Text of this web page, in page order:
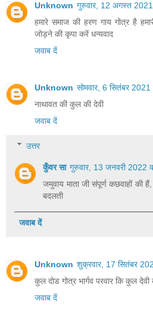
Unknown गुरुवार, 12 अगस्त
हमारे समाज की हरण गाय गोत्र है
जोड़ने की कृपा करें धन्यवाद
जवाब दें
Unknown सोमवार, 6 सितंबर
नाथावत की कुल की देवी
जवाब दें
उत्तर
कुँवर सा गुरुवार, 13 जनवरी
जमुवाय माता जी संपूर्ण कछवाहों की
बदलती
जवाब दें
Unknown शुक्रवार, 17 सितंबर
कुल दोड गोत्र भार्गव परवार कि कुल
जवाब दें